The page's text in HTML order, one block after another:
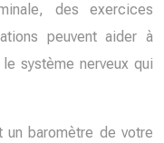
des exercices
peuvent aider à
système nerveux qui
un baromètre de votre